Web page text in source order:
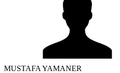
MUSTAFA YAMANER